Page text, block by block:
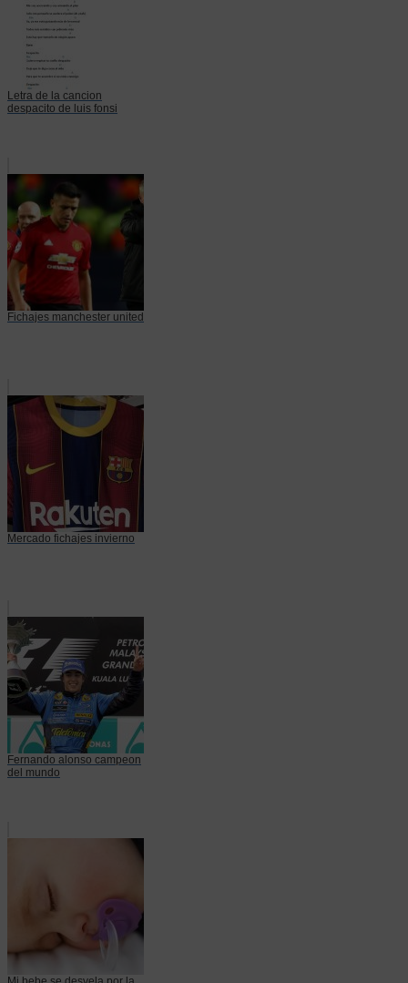
Letra de la cancion
despacito de luis fonsi
Fichajes manchester united
Mercado fichajes invierno
Fernando alonso campeon
del mundo